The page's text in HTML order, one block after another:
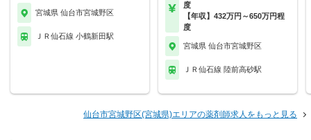
宮城県 仙台市宮城野区
ＪＲ仙石線 小鶴新田駅
度
【年収】432万円～650万円程
度
宮城県 仙台市宮城野区
ＪＲ仙石線 陸前高砂駅
仙台市宮城野区(宮城県)エリアの薬剤師求人をもっと見る